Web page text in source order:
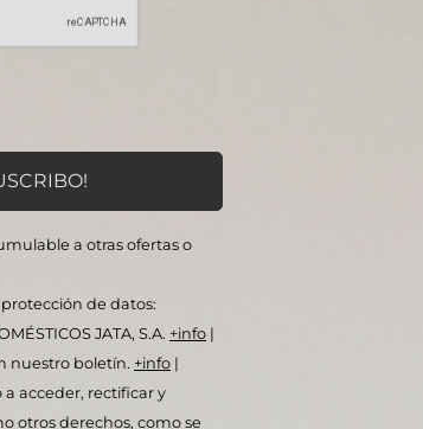
a otras ofertas o
de datos:
JATA, S.A. +info |
nuestro boletín. +info |
a acceder, rectificar y
otros derechos, como se